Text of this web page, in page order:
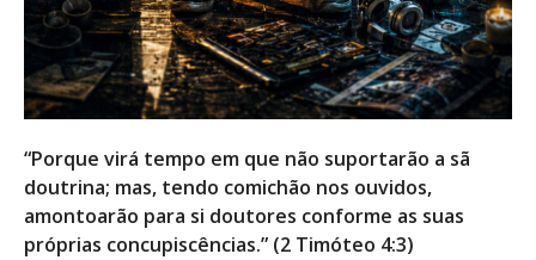
“Porque virá tempo em que não suportarão a sã
doutrina; mas, tendo comichão nos ouvidos,
amontoarão para si doutores conforme as suas
próprias concupiscências.” (2 Timóteo 4:3)